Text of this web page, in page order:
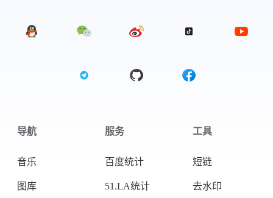
导航
音乐
图库
服务
百度统计
51.LA统计
工具
短链
去水印